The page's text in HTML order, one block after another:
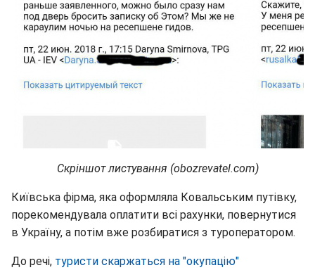
Скріншот листування (obozrevatel.com)
Київська фірма, яка оформляла Ковальським путівку,
порекомендувала оплатити всі рахунки, повернутися
в Україну, а потім вже розбиратися з туроператором.
До речі, туристи скаржаться на "окупацію"